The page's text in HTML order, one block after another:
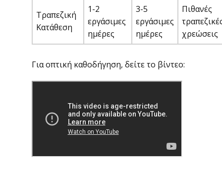
Τραπεζική
Κατάθεση
1-2
εργάσιμες
ημέρες
3-5
εργάσιμες
ημέρες
Πιθανές
χρεώσεις
Για οπτική καθοδήγηση, δείτε το βίντεο: